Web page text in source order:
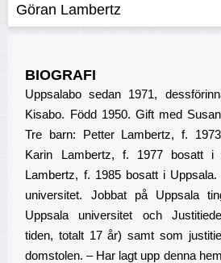
Göran Lambertz
BIOGRAFI
Uppsalabo sedan 1971,
Kisabo. Född 1950. Gift med
Tre barn: Petter Lambertz, f.
Karin Lambertz, f. 1977 bosatt i
Lambertz, f. 1985 bosatt i
universitet. Jobbat på Uppsala
Uppsala universitet och
tiden, totalt 17 år) samt som
domstolen. – Har lagt upp denna